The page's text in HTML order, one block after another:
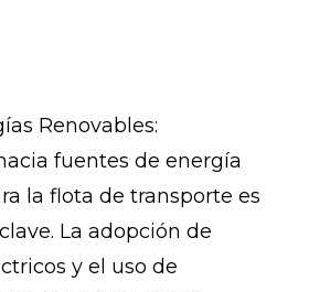
Renovables:
fuentes de energía
la flota de transporte es
La adopción de
y el uso de